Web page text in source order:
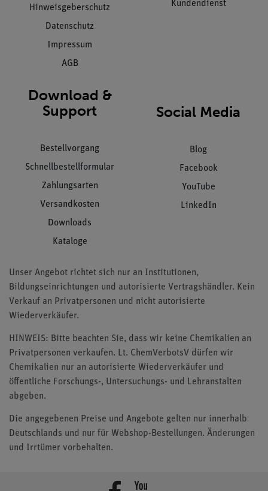
Hinweisgeberschutz
Datenschutz
Impressum
AGB
Kundendienst
Download &
Support
Bestellvorgang
Schnellbestellformular
Zahlungsarten
Versandkosten
Downloads
Kataloge
Social Media
Blog
Facebook
YouTube
LinkedIn
Unser Angebot richtet sich nur an Institutionen,
Bildungseinrichtungen und autorisierte Vertragshändler. Kein
Verkauf an Privatpersonen und nicht autorisierte
Wiederverkäufer.
HINWEIS: Bitte beachten Sie, dass wir keine Chemikalien an
Privatpersonen verkaufen. Lt. ChemVerbotsV dürfen wir
Chemikalien nur an autorisierte Wiederverkäufer und
öffentliche Forschungs-, Untersuchungs- und Lehranstalten
abgeben.
Die angegebenen Preise und Angebote gelten nur innerhalb
Deutschlands und nur für Webshop-Bestellungen. Änderungen
und Irrtümer vorbehalten.